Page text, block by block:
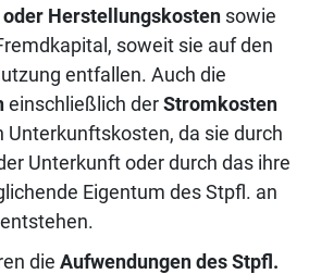
Herstellungskosten sowie
soweit sie auf den
entfallen. Auch die
einschließlich derStromkosten
Unterkunftskosten, da sie durch
Unterkunft oder durch das ihre
Eigentum des Stpfl. an
die Aufwendungen des Stpfl.